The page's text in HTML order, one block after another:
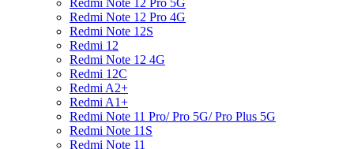
Redmi Note 12 Pro 4G
Redmi Note 12S
Redmi 12
Redmi Note 12 4G
Redmi 12C
Redmi A2+
Redmi A1+
Redmi Note 11 Pro/ Pro 5G/ Pro Plus 5G
Redmi Note 11S
Redmi Note 11